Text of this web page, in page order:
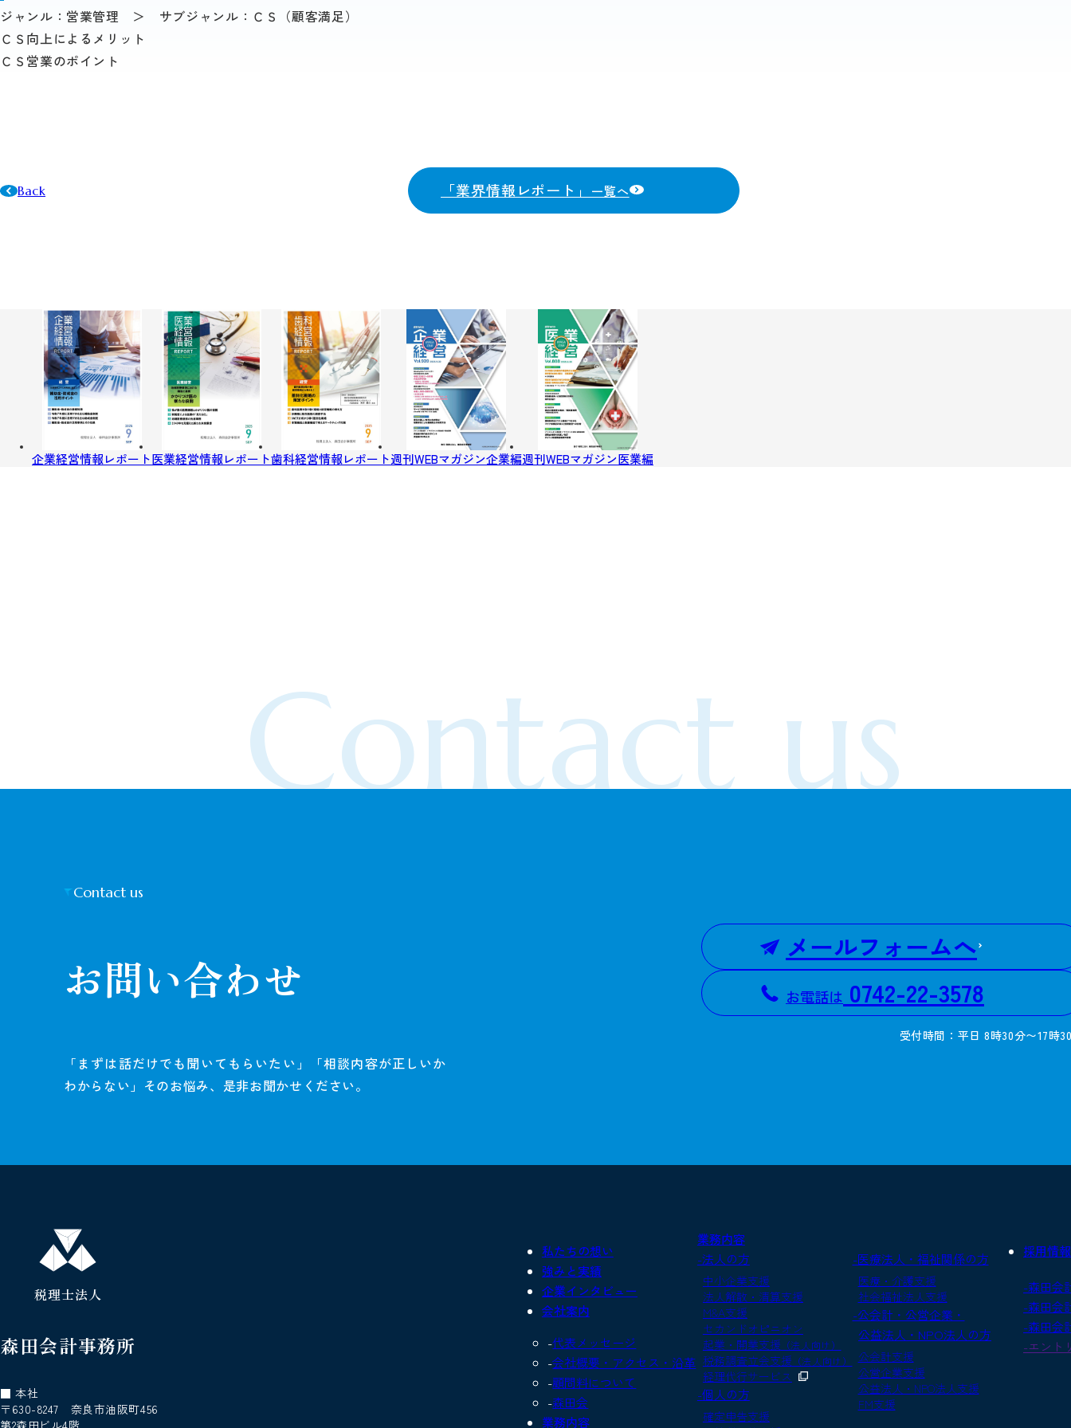
ジャンル：営業管理 ＞ サブジャンル：ＣＳ（顧客満足）
ＣＳ向上によるメリット
ＣＳ営業のポイント
Back 「業界情報レポート」 一覧へ
企業経営情報レポート医業経営情報レポート歯科経営情報レポート週刊WEBマガジン企業編週刊WEBマガジン医業編
Contact us
お問い合わせ
Contact us
「まずは話だけでも聞いてもらいたい」「相談内容が正しいか
わからない」そのお悩み、是非お聞かせください。
メールフォームへ
お電話は 0742-22-3578
受付時間：平日 8時30分〜17時
私たちの想い
強みと実績
企業インタビュー
会社案内
代表メッセージ
会社概要・アクセス・沿革
顧問料について
森田会
業務内容
業務内容
-法人の方
中小企業支援
法人解散・清算支援
M&A支援
セカンドオピニオン
起業・開業支援 （法人向け）
税務調査立会支援 （法人向け）
経理代行サービス
-個人の方
確定申告支援
-医療法人・福祉関係の方
医療・介護支援
社会福祉法人支援
-公会計・公営企業・
公益法人・NPO法人の方
公会計支援
公営企業支援
公益法人・NPO法人支援
FM支援
採用情報
-森田会
-森田会
-森田会
-エント
森田会計事務所
税理士法人
■ 本社
〒630-8247 奈良市油阪町456